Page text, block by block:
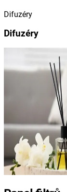
Difuzéry
Difuzéry